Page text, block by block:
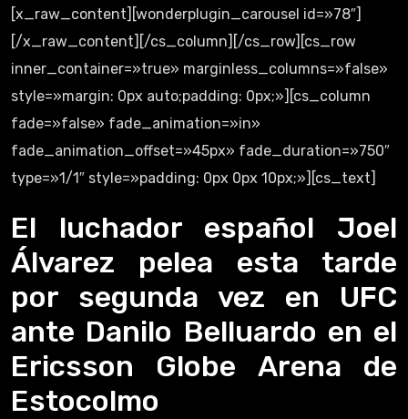
[x_raw_content][wonderplugin_carousel id=»78″]
[/x_raw_content][/cs_column][/cs_row][cs_row
inner_container=»true» marginless_columns=»false»
style=»margin: 0px auto;padding: 0px;»][cs_column
fade=»false» fade_animation=»in»
fade_animation_offset=»45px» fade_duration=»750″
type=»1/1″ style=»padding: 0px 0px 10px;»][cs_text]
El luchador español Joel
Álvarez pelea esta tarde
por segunda vez en UFC
ante Danilo Belluardo en el
Ericsson Globe Arena de
Estocolmo